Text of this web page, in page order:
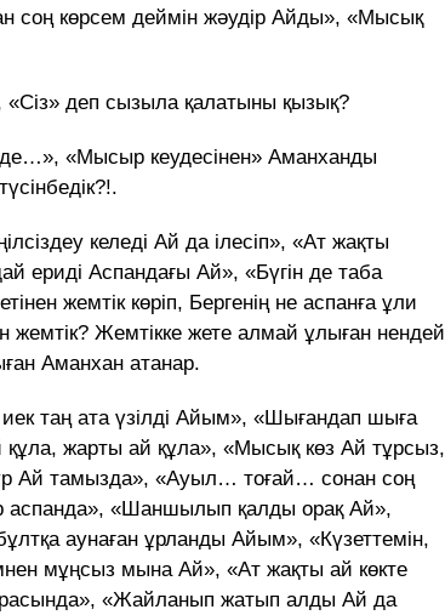
соң көрсем деймін жәудір Айды», «Мысық
деп сызыла қалатыны қызық?
«Мысыр кеудесінен» Аманханды
келеді Ай да ілесіп», «Ат жақты
ериді Аспандағы Ай», «Бүгін де таба
жемтік көріп, Бергенің не аспанға ұли
Жемтікке жете алмай ұлыған нендей
Аманхан атанар.
таң ата үзілді Айым», «Шығандап шыға
жарты ай құла», «Мысық көз Ай тұрсыз,
Ай тамызда», «Ауыл… тоғай… сонан соң
аспанда», «Шаншылып қалды орақ Ай»,
аунаған ұрланды Айым», «Күзеттемін,
мұңсыз мына Ай», «Ат жақты ай көкте
«Жайланып жатып алды Ай да